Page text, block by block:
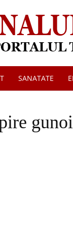
SANATATE